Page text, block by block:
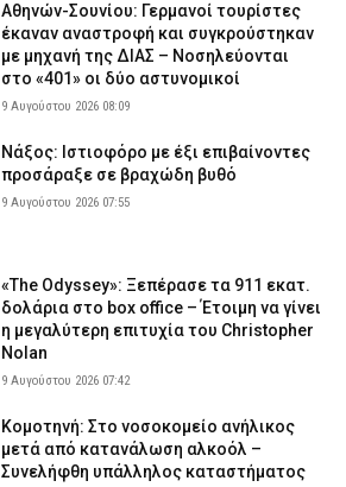
Αθηνών-Σουνίου: Γερμανοί τουρίστες
έκαναν αναστροφή και συγκρούστηκαν
με μηχανή της ΔΙΑΣ – Νοσηλεύονται
στο «401» οι δύο αστυνομικοί
9 Αυγούστου 2026 08:09
Νάξος: Ιστιοφόρο με έξι επιβαίνοντες
προσάραξε σε βραχώδη βυθό
9 Αυγούστου 2026 07:55
«The Odyssey»: Ξεπέρασε τα 911 εκατ.
δολάρια στο box office – Έτοιμη να γίνει
η μεγαλύτερη επιτυχία του Christopher
Nolan
9 Αυγούστου 2026 07:42
Κομοτηνή: Στο νοσοκομείο ανήλικος
μετά από κατανάλωση αλκοόλ –
Συνελήφθη υπάλληλος καταστήματος